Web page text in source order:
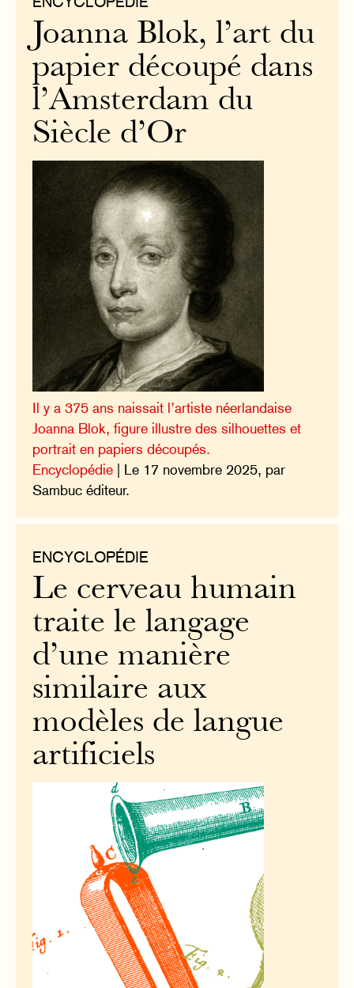
Joanna Blok, l’art du
papier découpé dans
l’Amsterdam du
Siècle d’Or
Il y a 375 ans naissait l’artiste néerlandaise
Joanna Blok, figure illustre des silhouettes et
portrait en papiers découpés.
Encyclopédie | Le 17 novembre 2025, par
Sambuc éditeur.
ENCYCLOPÉDIE
Le cerveau humain
traite le langage
d’une manière
similaire aux
modèles de langue
artificiels